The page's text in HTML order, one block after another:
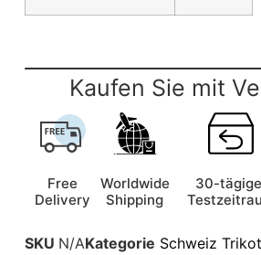
Kaufen Sie mit
Free
Delivery
Worldwide
Shipping
30-
SKU N/AKategorie Schweiz